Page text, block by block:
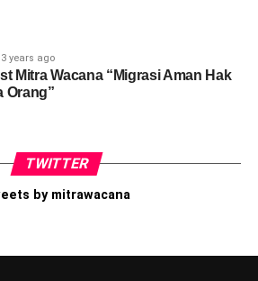
3 years ago
Mitra Wacana “Migrasi Aman Hak
Orang”
TWITTER
by mitrawacana